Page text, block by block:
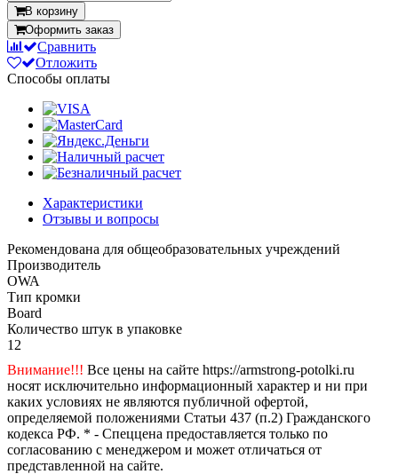
В корзину
Оформить заказ
Сравнить
Отложить
Способы оплаты
Характеристики
Отзывы и вопросы
Рекомендована для общеобразовательных учреждений
Производитель
OWA
Тип кромки
Board
Количество штук в упаковке
12
Внимание!!! Все цены на сайте https://armstrong-potolki.ru
носят исключительно информационный характер и ни при
каких условиях не являются публичной офертой,
определяемой положениями Статьи 437 (п.2) Гражданского
кодекса РФ. * - Спеццена предоставляется только по
согласованию с менеджером и может отличаться от
представленной на сайте.